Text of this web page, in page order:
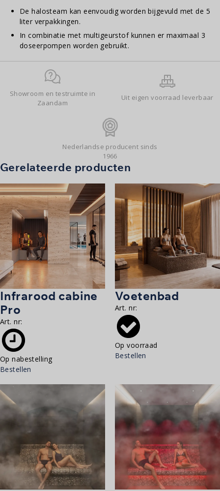
De halosteam kan eenvoudig worden bijgevuld met de 5
liter verpakkingen.
In combinatie met multigeurstof kunnen er maximaal 3
doseerpompen worden gebruikt.
Showroom en testruimte in
Zaandam
Uit eigen voorraad leverbaar
Nederlandse producent sinds
1966
Gerelateerde producten
Infrarood cabine
Pro
Art. nr:
Op nabestelling
Bestellen
Voetenbad
Art. nr:
Op voorraad
Bestellen